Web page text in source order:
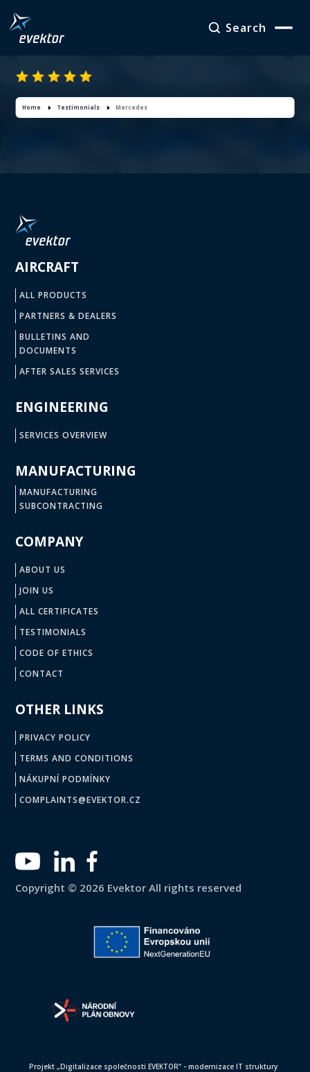
Search
Mercedes
Home Testimonials Mercedes
AIRCRAFT
ALL PRODUCTS
PARTNERS & DEALERS
BULLETINS AND
DOCUMENTS
AFTER SALES SERVICES
ENGINEERING
SERVICES OVERVIEW
MANUFACTURING
MANUFACTURING
SUBCONTRACTING
COMPANY
ABOUT US
JOIN US
ALL CERTIFICATES
TESTIMONIALS
CODE OF ETHICS
CONTACT
OTHER LINKS
PRIVACY POLICY
TERMS AND CONDITIONS
NÁKUPNÍ PODMÍNKY
COMPLAINTS@EVEKTOR.CZ
Copyright © 2026 Evektor All rights reserved
Projekt „Digitalizace společnosti EVEKTOR“ - modernizace IT struktury